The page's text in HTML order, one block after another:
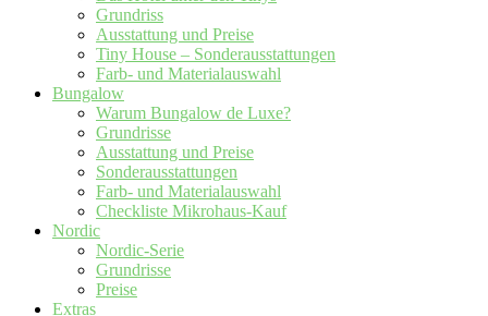
Grundriss
Ausstattung und Preise
Tiny House – Sonderausstattungen
Farb- und Materialauswahl
Bungalow
Warum Bungalow de Luxe?
Grundrisse
Ausstattung und Preise
Sonderausstattungen
Farb- und Materialauswahl
Checkliste Mikrohaus-Kauf
Nordic
Nordic-Serie
Grundrisse
Preise
Extras